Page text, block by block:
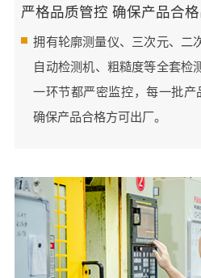
严格品质管控 确保产品合
拥有轮廓测量仪、三次元、二
自动检测机、粗糙度等全套检
一环节都严密监控，每一批产
确保产品合格方可出厂。